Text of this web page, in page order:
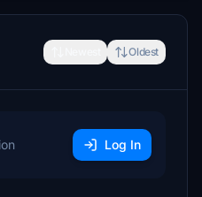
Oldest
Log In